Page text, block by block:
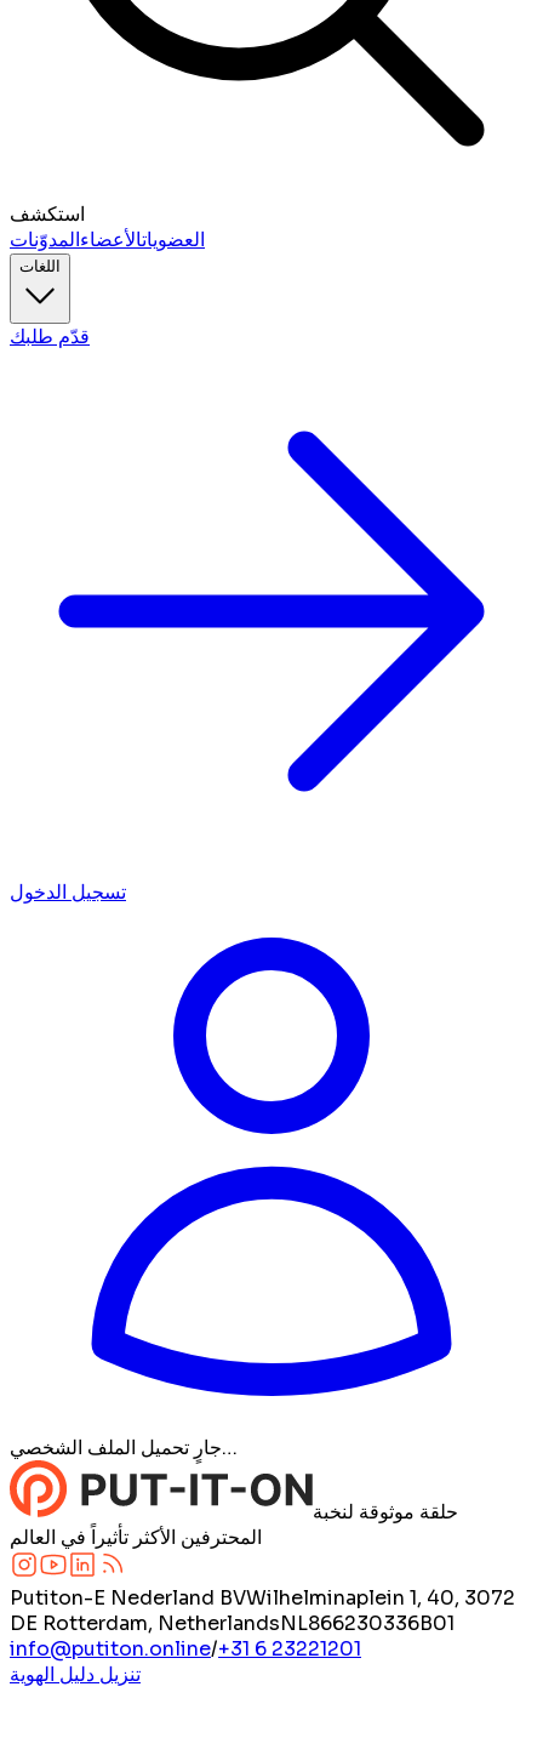
استكشف
العضوياتالأعضاءالمدوّنات
اللغات
قدّم طلبك
تسجيل الدخول
جارٍ تحميل الملف الشخصي…
حلقة موثوقة لنخبة
المحترفين الأكثر تأثيراً في العالم
Putiton-E Nederland BVWilhelminaplein 1, 40, 3072
DE Rotterdam, NetherlandsNL866230336B01
info@putiton.online/+31 6 23221201
تنزيل دليل الهوية